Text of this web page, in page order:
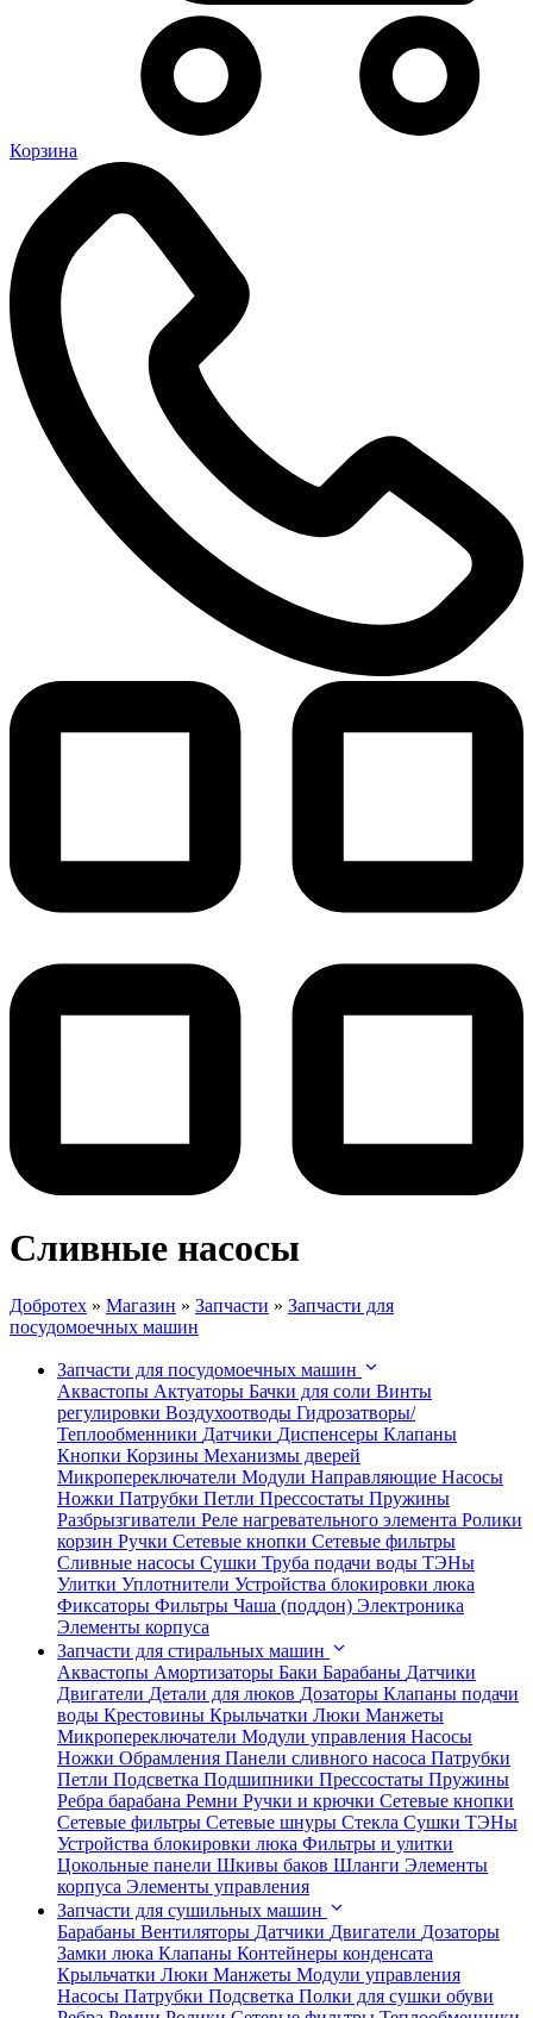
Корзина
Сливные насосы
Добротех » Магазин » Запчасти » Запчасти для
посудомоечных машин
Запчасти для посудомоечных машин
Аквастопы Актуаторы Бачки для соли Винты
регулировки Воздухоотводы Гидрозатворы/
Теплообменники Датчики Диспенсеры Клапаны
Кнопки Корзины Механизмы дверей
Микропереключатели Модули Направляющие Насосы
Ножки Патрубки Петли Прессостаты Пружины
Разбрызгиватели Реле нагревательного элемента Ролики
корзин Ручки Сетевые кнопки Сетевые фильтры
Сливные насосы Сушки Труба подачи воды ТЭНы
Улитки Уплотнители Устройства блокировки люка
Фиксаторы Фильтры Чаша (поддон) Электроника
Элементы корпуса
Запчасти для стиральных машин
Аквастопы Амортизаторы Баки Барабаны Датчики
Двигатели Детали для люков Дозаторы Клапаны подачи
воды Крестовины Крыльчатки Люки Манжеты
Микропереключатели Модули управления Насосы
Ножки Обрамления Панели сливного насоса Патрубки
Петли Подсветка Подшипники Прессостаты Пружины
Ребра барабана Ремни Ручки и крючки Сетевые кнопки
Сетевые фильтры Сетевые шнуры Стекла Сушки ТЭНы
Устройства блокировки люка Фильтры и улитки
Цокольные панели Шкивы баков Шланги Элементы
корпуса Элементы управления
Запчасти для сушильных машин
Барабаны Вентиляторы Датчики Двигатели Дозаторы
Замки люка Клапаны Контейнеры конденсата
Крыльчатки Люки Манжеты Модули управления
Насосы Патрубки Подсветка Полки для сушки обуви